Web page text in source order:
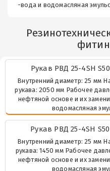
-вода и водомасляная
Рукав РВД 25-4SH
Внутренний диаметр: 25 мм
рукава: 2050 мм Рабочее
нефтяной основе и их
водомасляная
Рукав РВД 25-4SH
Внутренний диаметр: 25 мм
рукава: 1450 мм Рабочее
нефтяной основе и их
водомасляная